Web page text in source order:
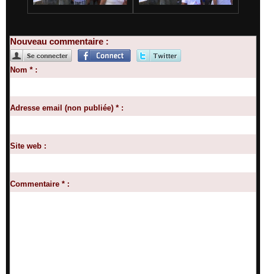
Nouveau commentaire :
Nom * :
Adresse email (non publiée) * :
Site web :
Commentaire * :